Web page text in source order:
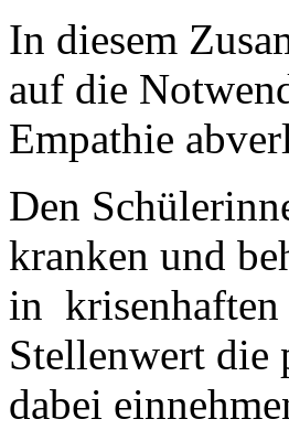
In diesem
auf die
Empathie
Den
kranken und
in krisenhaften
Stellenwert die
dabei